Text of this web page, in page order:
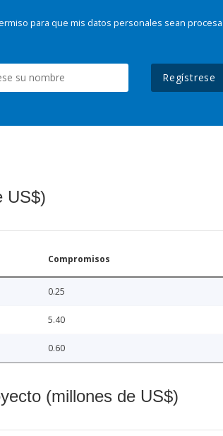
para que mis datos personales sean
Regístrese
US$)
Compromisos
0.25
5.40
0.60
(millones de US$)